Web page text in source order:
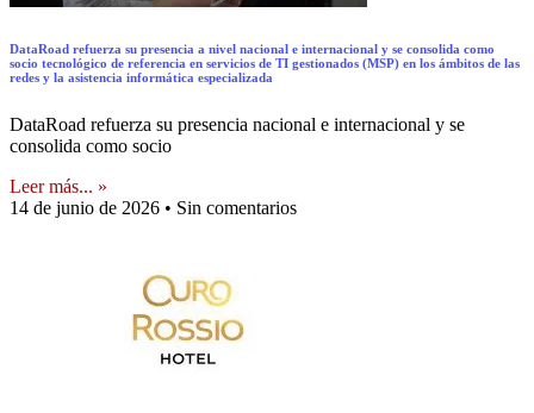
DataRoad refuerza su presencia a nivel nacional e internacional y se consolida como
socio tecnológico de referencia en servicios de TI gestionados (MSP) en los ámbitos de las
redes y la asistencia informática especializada
DataRoad refuerza su presencia nacional e internacional y se
consolida como socio
Leer más... »
14 de junio de 2026
Sin comentarios